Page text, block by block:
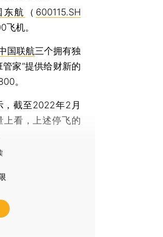
东航 （ 600115.SH
机。
国联航三个拥有独
家”提供给财新的
。
截至2022年2月
看，上述停飞的